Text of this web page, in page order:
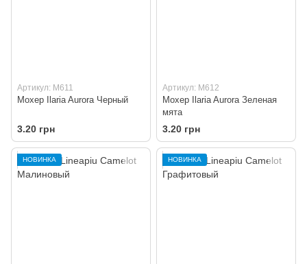
Артикул: M611
Мохер Ilaria Aurora Черный
3.20 грн
Артикул: M612
Мохер Ilaria Aurora Зеленая
мята
3.20 грн
НОВИНКА НОВИНКА